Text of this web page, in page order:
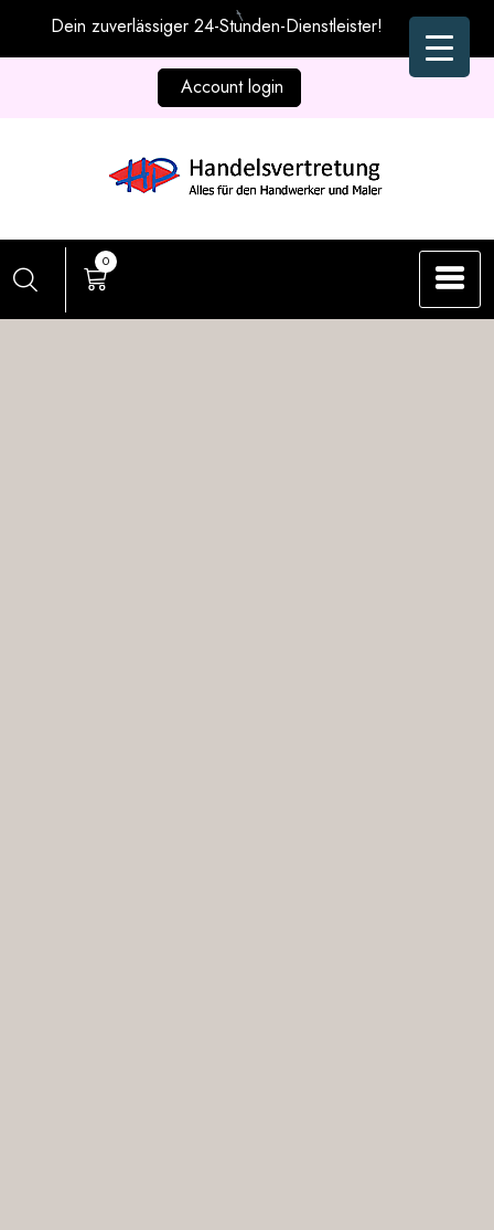
Dein zuverlässiger 24-Stunden-Dienstleister!
Account login
0